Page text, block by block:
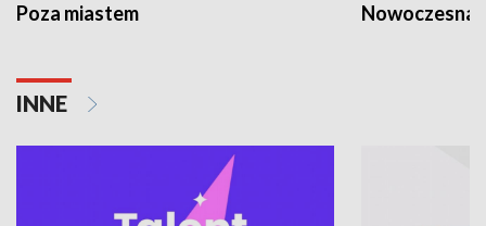
Poza miastem Nowoczesna
INNE